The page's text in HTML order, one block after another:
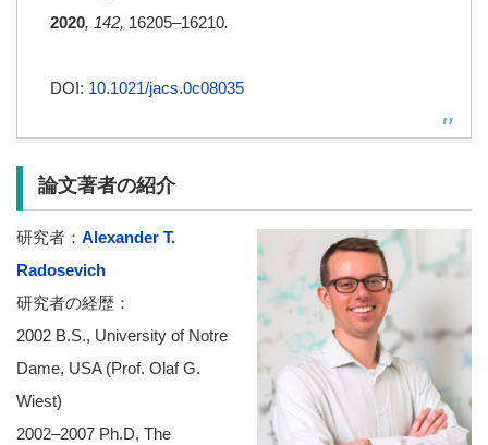
2020, 142, 16205–16210.
DOI: 10.1021/jacs.0c08035
論文著者の紹介
研究者： Alexander T.
Radosevich
研究者の経歴：
2002 B.S., University of Notre
Dame, USA (Prof. Olaf G.
Wiest)
2002–2007 Ph.D, The